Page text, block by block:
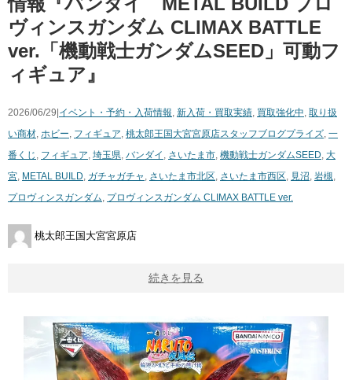
ヴィンスガンダム CLIMAX BATTLE
ver.「機動戦士ガンダムSEED」可動フ
ィギュア』
2026/06/29| イベント・予約・入荷情報, 新入荷・買取実績, 買取強化中, 取り扱
い商材, ホビー, フィギュア, 桃太郎王国大宮宮原店スタッフブログプライズ, 一
番くじ , フィギュア, 埼玉県, バンダイ , さいたま市, 機動戦士ガンダムSEED, 大
宮, METAL BUILD, ガチャガチャ , さいたま市北区, さいたま市西区, 見沼, 岩槻,
プロヴィンスガンダム, プロヴィンスガンダム CLIMAX BATTLE ver.
桃太郎王国大宮宮原店
続きを見る